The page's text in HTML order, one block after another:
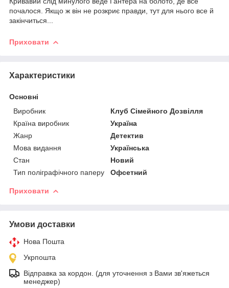
почалося. Якщо ж він не розкриє правди, тут для нього все й
закінчиться...
Приховати
Характеристики
Основні
Виробник
Клуб Сімейного Дозвілля
Країна виробник
Україна
Жанр
Детектив
Мова видання
Українська
Стан
Новий
Тип поліграфічного паперу
Офсетний
Приховати
Умови доставки
Нова Пошта
Укрпошта
Відправка за кордон. (для уточнення з Вами зв'яжеться
менеджер)